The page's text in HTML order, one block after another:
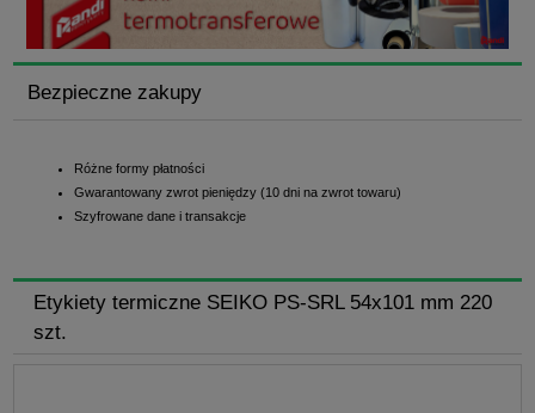
Bezpieczne zakupy
Różne formy płatności
Gwarantowany zwrot pieniędzy (10 dni na zwrot towaru)
Szyfrowane dane i transakcje
Etykiety termiczne SEIKO PS-SRL 54x101 mm 220
szt.